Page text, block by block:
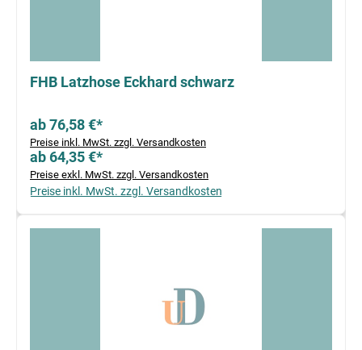
FHB Latzhose Eckhard schwarz
ab 76,58 €*
Preise inkl. MwSt. zzgl. Versandkosten
ab 64,35 €*
Preise exkl. MwSt. zzgl. Versandkosten
Preise inkl. MwSt. zzgl. Versandkosten